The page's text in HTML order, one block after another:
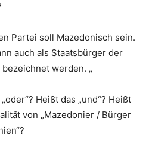
Partei soll Mazedonisch sein.
auch als Staatsbürger der
werden. „
Heißt das „und“? Heißt
von „Mazedonier / Bürger